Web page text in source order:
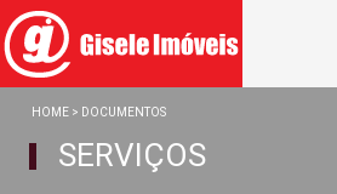
HOME > DOCUMENTOS
SERVIÇOS